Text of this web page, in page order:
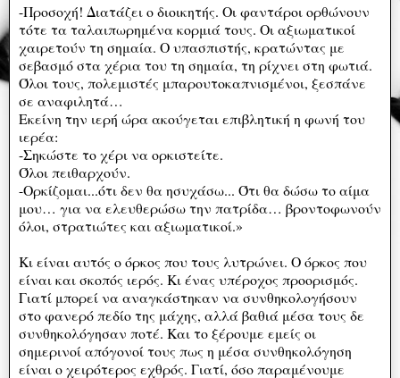
-Προσοχή! Διατάζει ο διοικητής. Οι φαντάροι ορθώνουν
τότε τα ταλαιπωρημένα κορμιά τους. Οι αξιωματικοί
χαιρετούν τη σημαία. Ο υπασπιστής, κρατώντας με
σεβασμό στα χέρια του τη σημαία, τη ρίχνει στη φωτιά.
Όλοι τους, πολεμιστές μπαρουτοκαπνισμένοι, ξεσπάνε
σε αναφιλητά…
Εκείνη την ιερή ώρα ακούγεται επιβλητική η φωνή του
ιερέα:
-Σηκώστε το χέρι να ορκιστείτε.
Όλοι πειθαρχούν.
-Ορκίζομαι...ότι δεν θα ησυχάσω... Ότι θα δώσω το αίμα
μου… για να ελευθερώσω την πατρίδα… βροντοφωνούν
όλοι, στρατιώτες και αξιωματικοί.»
Κι είναι αυτός ο όρκος που τους λυτρώνει. Ο όρκος που
είναι και σκοπός ιερός. Κι ένας υπέροχος προορισμός.
Γιατί μπορεί να αναγκάστηκαν να συνθηκολογήσουν
στο φανερό πεδίο της μάχης, αλλά βαθιά μέσα τους δε
συνθηκολόγησαν ποτέ. Και το ξέρουμε εμείς οι
σημερινοί απόγονοί τους πως η μέσα συνθηκολόγηση
είναι ο χειρότερος εχθρός. Γιατί, όσο παραμένουμε